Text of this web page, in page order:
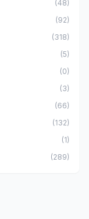
(48)
(92)
(318)
(5)
(0)
(3)
(66)
(132)
(1)
(289)